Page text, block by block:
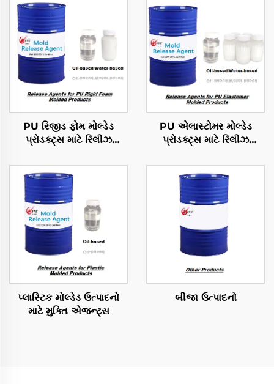
PU રિજીડ ફોમ મોલ્ડેડ
પ્રોડક્ટ્સ માટે રિલીઝ
PU એલાસ્ટોમર મોલ્ડેડ
પ્રોડક્ટ્સ માટે રિલીઝ
પ્લાસ્ટિક મોલ્ડેડ ઉત્પાદનો
માટે મુક્તિ એજન્ટ્સ
બીજા ઉત્પાદનો